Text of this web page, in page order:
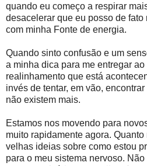
quando eu começo a respirar
desacelerar que eu posso de
com minha Fonte de energia.
Quando sinto confusão e um
a minha dica para me entregar
realinhamento que está
invés de tentar, em vão,
não existem mais.
Estamos nos movendo para
muito rapidamente agora.
velhas ideias sobre como estou
para o meu sistema nervoso.